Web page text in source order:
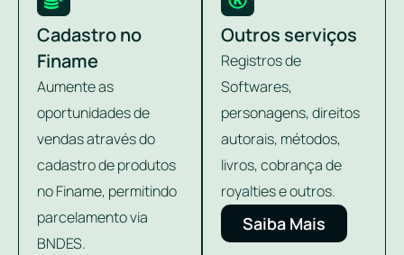
Cadastro no
Finame
Aumente as
oportunidades de
vendas através do
cadastro de produtos
no Finame, permitindo
parcelamento via
BNDES.
Outros serviços
Registros de
Softwares,
personagens, direitos
autorais, métodos,
livros, cobrança de
royalties e outros.
Saiba Mais